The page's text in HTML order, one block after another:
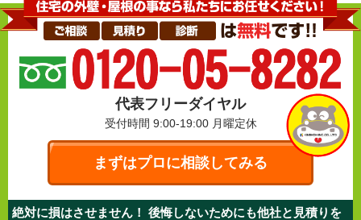
代表フリーダイヤル
受付時間 9:00-19:00 月曜定休
まずはプロに相談してみる
絶対に損はさせません！ 後悔しないためにも他社と見積りを